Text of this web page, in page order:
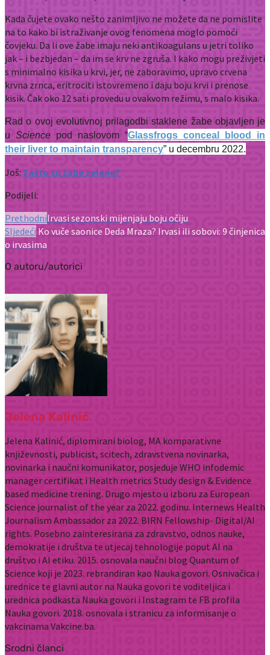
Kada čujete ovako nešto zanimljivo ne možete da ne pomislite
na to kako bi istraživanje ovog fenomena moglo pomoći
čovjeku. Da li ove žabe imaju neki antikoagulans u jetri toliko
jak – i bezbjedan – da im se krv ne zgruša. I kako mogu preživjeti
s minimalno kisika u krvi, jer, ne zaboravimo, upravo crvena
krvna zrnca, eritrociti istovremeno i daju boju krvi i prenose
kisik. Čak oko 12 sati provedu u ovakvom režimu, s malo kisika.
Rad o ovoj evolutivnoj prilagodbi staklene žabe objavljen je
u Science pod naslovom “Glassfrogs conceal blood in
their liver to maintain transparency” u decembru 2022.
Još: Zašto su žabe zelene?
Podijeli:
PrethodniIrvasi sezonski mijenjaju boju očiju
Sljedeći Ko vuče saonice Deda Mraza? Irvasi ili sobovi: 9 činjenica
o irvasima
O autoru/autorici
Jelena Kalinić
Jelena Kalinić, diplomirani biolog, MA komparativne
književnosti, publicist, scitech, zdravstvena novinarka,
novinarka i naučni komunikator, posjeduje WHO infodemic
manager certifikat i Health metrics Study design & Evidence
based medicine trening. Drugo mjesto u izboru za European
Science journalist of the year za 2022. godinu. Internews Health
Journalism Ambassador za 2022. BIRN Fellowship- Digital/AI
rights. Posebno zainteresirana za zdravstvo, odnos nauke,
demokratije i društva te utjecaj tehnologije poput AI na
društvo i AI etiku. 2015. osnovala naučni blog Quantum of
Science koji je 2023. rebrandiran kao Nauka govori. Osnivačica i
urednice te glavni autor na Nauka govori te voditeljica i
urednica podkasta Nauka govori i Instagram te FB profila
Nauka govori. 2018. osnovala i stranicu za informisanje o
vakcinama Vakcine.ba.
Srodni članci